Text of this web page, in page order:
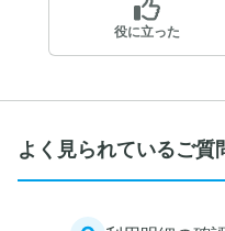
役に立った
よく見られているご質